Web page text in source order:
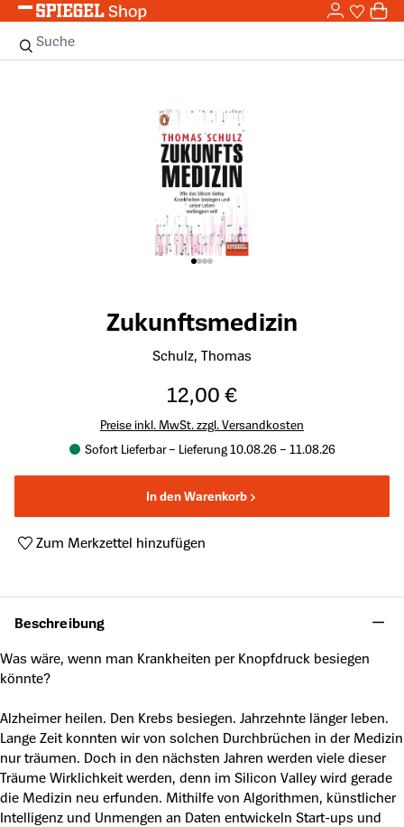
Zum Hauptinhalt springen 0
Suche
Zukunftsmedizin
Schulz, Thomas
12,00 €
Preise inkl. MwSt. zzgl. Versandkosten
Sofort Lieferbar – Lieferung 10.08.26 – 11.08.26
In den Warenkorb
Zum Merkzettel hinzufügen
Beschreibung
Was wäre, wenn man Krankheiten per Knopfdruck besiegen
könnte?
Alzheimer heilen. Den Krebs besiegen. Jahrzehnte länger leben.
Lange Zeit konnten wir von solchen Durchbrüchen in der Medizin
nur träumen. Doch in den nächsten Jahren werden viele dieser
Träume Wirklichkeit werden, denn im Silicon Valley wird gerade
die Medizin neu erfunden. Mithilfe von Algorithmen, künstlicher
Intelligenz und Unmengen an Daten entwickeln Start-ups und